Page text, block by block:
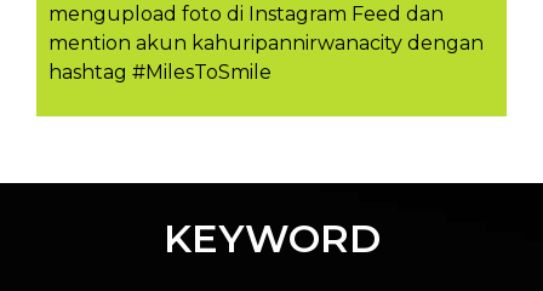
mengupload foto di Instagram Feed dan
mention akun kahuripannirwanacity dengan
hashtag #MilesToSmil​e
KEYWORD